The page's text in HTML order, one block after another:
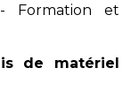
- Formation et
de matériel